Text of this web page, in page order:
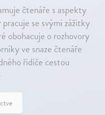
čtenáře s aspekty
se svými zážitky
obohacuje o rozhovory
ve snaze čtenáře
řidiče cestou